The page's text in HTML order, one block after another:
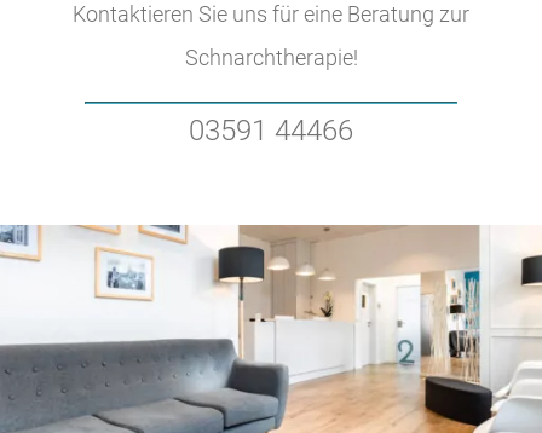
Kontaktieren Sie uns für eine Beratung zur
Schnarchtherapie!
03591 44466